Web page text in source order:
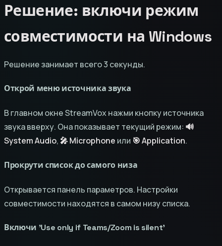
Решение: включи режим
совместимости на Windows
Решение занимает всего 3 секунды.
Открой меню источника звука
В главном окне StreamVox нажми кнопку источника
звука вверху. Она показывает текущий режим: 🔊
System Audio, 🎤 Microphone или 🎯 Application.
Прокрути список до самого низа
Открывается панель параметров. Настройки
совместимости находятся в самом низу списка.
Включи 'Use only if Teams/Zoom is silent'